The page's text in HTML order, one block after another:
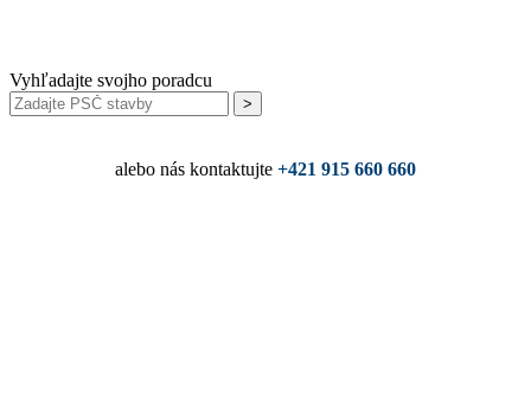
Vyhľadajte svojho poradcu
alebo nás kontaktujte +421 915 660 660